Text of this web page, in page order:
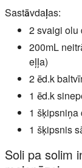
Sastāvdaļas:
2 svaigi olu
200mL
eļļa)
2 ēd.k
1 ēd.k
1 šķipsniņa
1 šķipsnis
Soli pa solim